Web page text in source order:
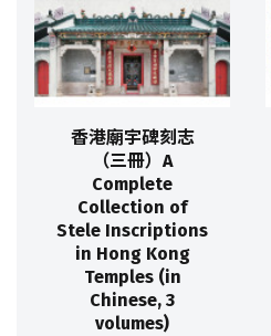
香港廟宇碑刻志
（三冊）A
Complete
Collection of
Stele Inscriptions
in Hong Kong
Temples (in
Chinese, 3
volumes)